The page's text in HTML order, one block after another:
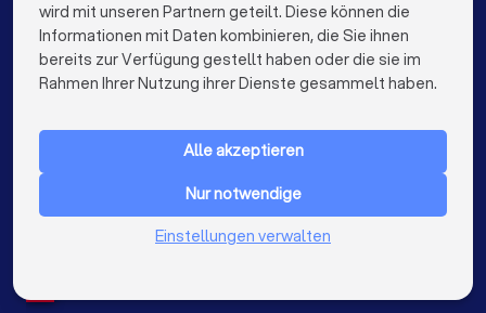
Finanzberater in Düsseldorf
Finanzberater in Dortmund
Finanzberater in Essen
Finanzberater in Hannover
Finanzberater in Leipzig
Finanzberater in Duisburg
Finanzberater in Bochum
Finanzberater in Wuppertal
FÜR PRIVATPERSONEN
Niederlande
wird mit unseren Partnern geteilt. Diese können die
Informationen mit Daten kombinieren, die Sie ihnen
bereits zur Verfügung gestellt haben oder die sie im
Rahmen Ihrer Nutzung ihrer Dienste gesammelt haben.
Alle akzeptieren
Nur notwendige
Einstellungen verwalten